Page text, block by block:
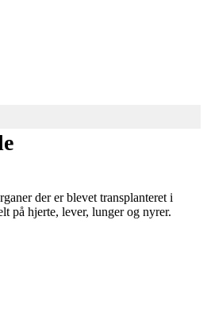
der er blevet transplanteret i
på hjerte, lever, lunger og nyrer.